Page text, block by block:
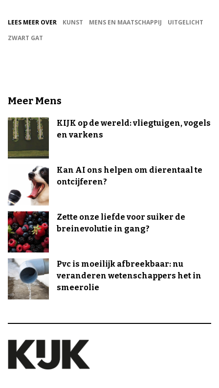
LEES MEER OVER KUNST MENS EN MAATSCHAPPIJ
UITGELICHT
ZWART GAT
Meer Mens
KIJK op de wereld: vliegtuigen, vogels
en varkens
Kan AI ons helpen om dierentaal te
ontcijferen?
Zette onze liefde voor suiker de
breinevolutie in gang?
Pvc is moeilijk afbreekbaar: nu
veranderen wetenschappers het in
smeerolie